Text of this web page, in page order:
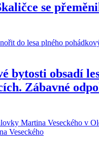
se
bytosti obsadí
Zábavné